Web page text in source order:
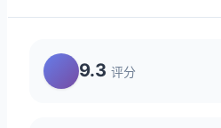
9.3 评分